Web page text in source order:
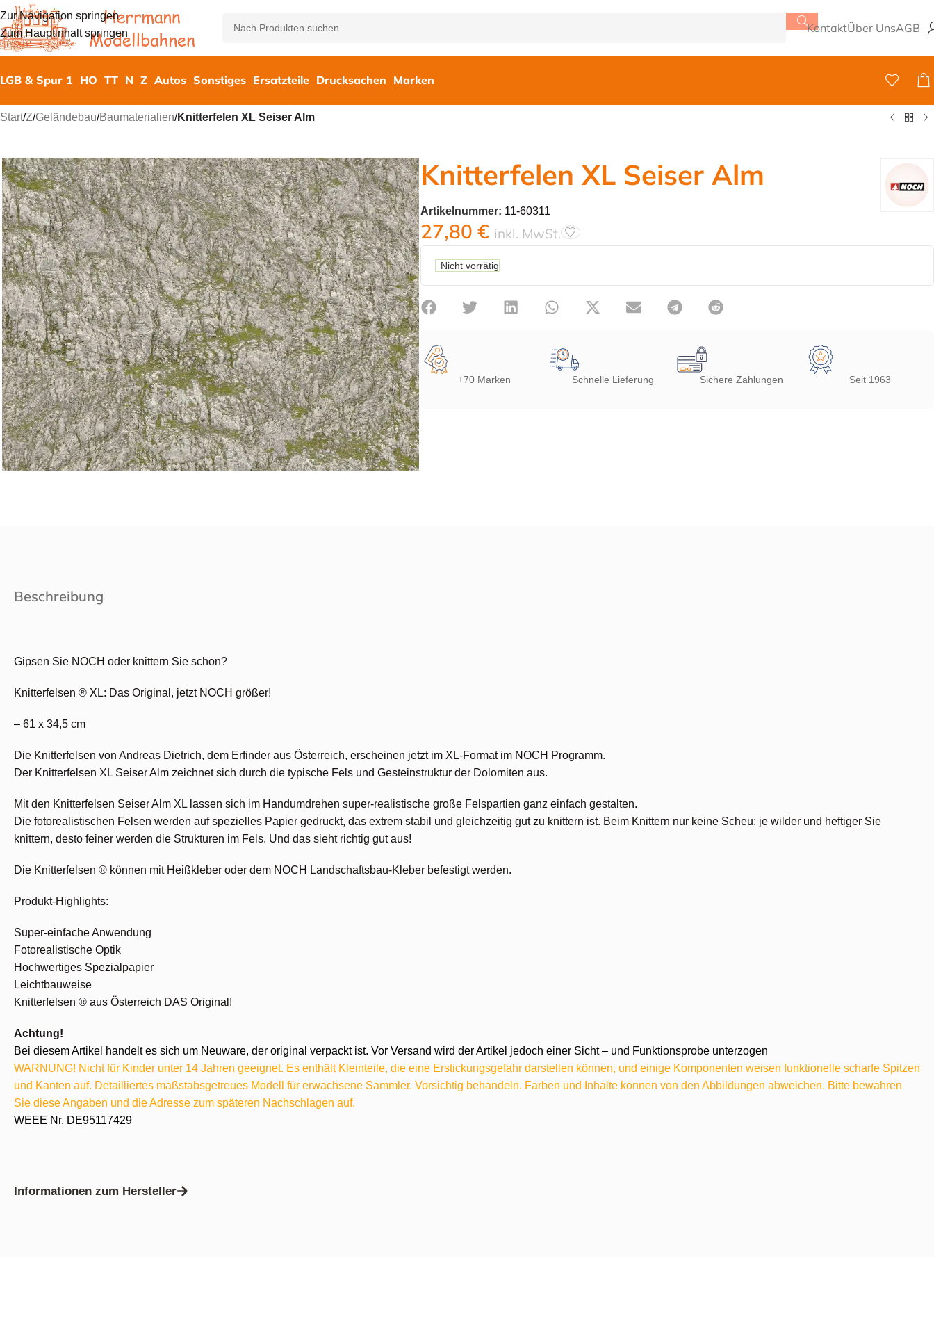
Zur Navigation springen
Zum Hauptinhalt springen
KontaktÜber UnsAGB
LGB & Spur 1 HO TT N Z Autos Sonstiges Ersatzteile Drucksachen Marken
Start/Z/Geländebau/Baumaterialien/Knitterfelen XL Seiser Alm
Knitterfelen XL Seiser Alm
Artikelnummer: 11-60311
27,80 € inkl. MwSt.
Nicht vorrätig
+70 Marken Schnelle Lieferung Sichere Zahlungen Seit 1963
Beschreibung
Gipsen Sie NOCH oder knittern Sie schon?
Knitterfelsen ® XL: Das Original, jetzt NOCH größer!
– 61 x 34,5 cm
Die Knitterfelsen von Andreas Dietrich, dem Erfinder aus Österreich, erscheinen jetzt im XL-Format im NOCH Programm.
Der Knitterfelsen XL Seiser Alm zeichnet sich durch die typische Fels und Gesteinstruktur der Dolomiten aus.
Mit den Knitterfelsen Seiser Alm XL lassen sich im Handumdrehen super-realistische große Felspartien ganz einfach gestalten.
Die fotorealistischen Felsen werden auf spezielles Papier gedruckt, das extrem stabil und gleichzeitig gut zu knittern ist. Beim Knittern nur keine Scheu: je wilder und heftiger Sie
knittern, desto feiner werden die Strukturen im Fels. Und das sieht richtig gut aus!
Die Knitterfelsen ® können mit Heißkleber oder dem NOCH Landschaftsbau-Kleber befestigt werden.
Produkt-Highlights:
Super-einfache Anwendung
Fotorealistische Optik
Hochwertiges Spezialpapier
Leichtbauweise
Knitterfelsen ® aus Österreich DAS Original!
Achtung!
Bei diesem Artikel handelt es sich um Neuware, der original verpackt ist. Vor Versand wird der Artikel jedoch einer Sicht – und Funktionsprobe unterzogen
WARNUNG! Nicht für Kinder unter 14 Jahren geeignet. Es enthält Kleinteile, die eine Erstickungsgefahr darstellen können, und einige Komponenten weisen funktionelle scharfe Spitzen
und Kanten auf. Detailliertes maßstabsgetreues Modell für erwachsene Sammler. Vorsichtig behandeln. Farben und Inhalte können von den Abbildungen abweichen. Bitte bewahren
Sie diese Angaben und die Adresse zum späteren Nachschlagen auf.
WEEE Nr. DE95117429
Informationen zum Hersteller